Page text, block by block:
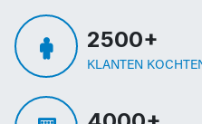
2500+
KLANTEN